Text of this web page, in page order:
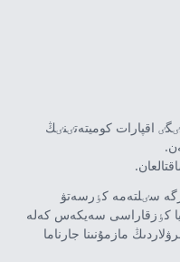
اقپارات كوميتەتٸنٸڭ
سٸلتەمە كٶرسەتۋ
كٶزقاراسى سەيكەس كەلە
مازمۇنىنا جارناما